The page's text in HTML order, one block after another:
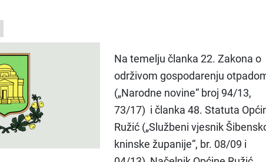
Na temelju članka 22. Zakona o
održivom gospodarenju
(„Narodne novine“ broj 94/13,
73/17) i članka 48. Statuta
Ružić („Službeni vjesnik
kninske županije“, br. 08/09 i